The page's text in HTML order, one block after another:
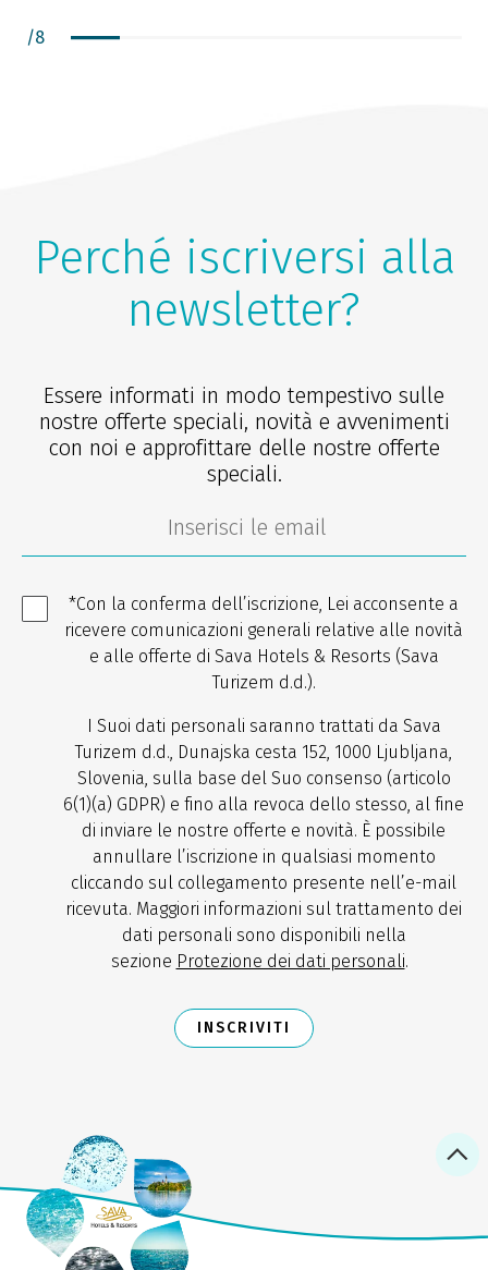
/8
Perché iscriversi alla
newsletter?
Essere informati in modo tempestivo sulle
nostre offerte speciali, novità e avvenimenti
con noi e approfittare delle nostre offerte
speciali.
*Con la conferma dell’iscrizione, Lei acconsente a
ricevere comunicazioni generali relative alle novità
e alle offerte di Sava Hotels & Resorts (Sava
Turizem d.d.).
I Suoi dati personali saranno trattati da Sava
Turizem d.d., Dunajska cesta 152, 1000 Ljubljana,
Slovenia, sulla base del Suo consenso (articolo
6(1)(a) GDPR) e fino alla revoca dello stesso, al fine
di inviare le nostre offerte e novità. È possibile
annullare l’iscrizione in qualsiasi momento
cliccando sul collegamento presente nell’e-mail
ricevuta. Maggiori informazioni sul trattamento dei
dati personali sono disponibili nella
sezione Protezione dei dati personali.
INSCRIVITI